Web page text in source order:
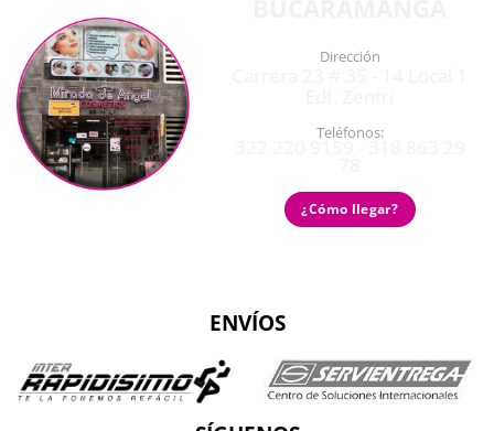
Dirección
Teléfonos:
¿Cómo llegar?
ENVÍOS